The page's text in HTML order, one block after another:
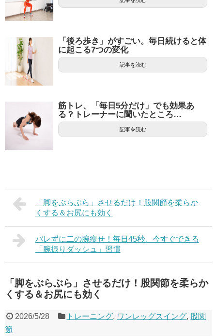
「後ろ歩き」がすごい。毎日続けると体
に起こる7つの変化
記事を読む
筋トレ、「毎日5分だけ」でも効果あ
る？トレーナーに聞いたところ…
記事を読む
「脚をぶらぶら」させるだけ！股関節を柔らか
くする＆お尻にも効く
バレずに二の腕痩せ！毎日45秒、今すぐできる
「腕振りダッシュ」習慣
「脚をぶらぶら」させるだけ！股関節を柔らか
くする＆お尻にも効く
2026/5/28 トレーニング, ワンレッグスイング, 股関
節